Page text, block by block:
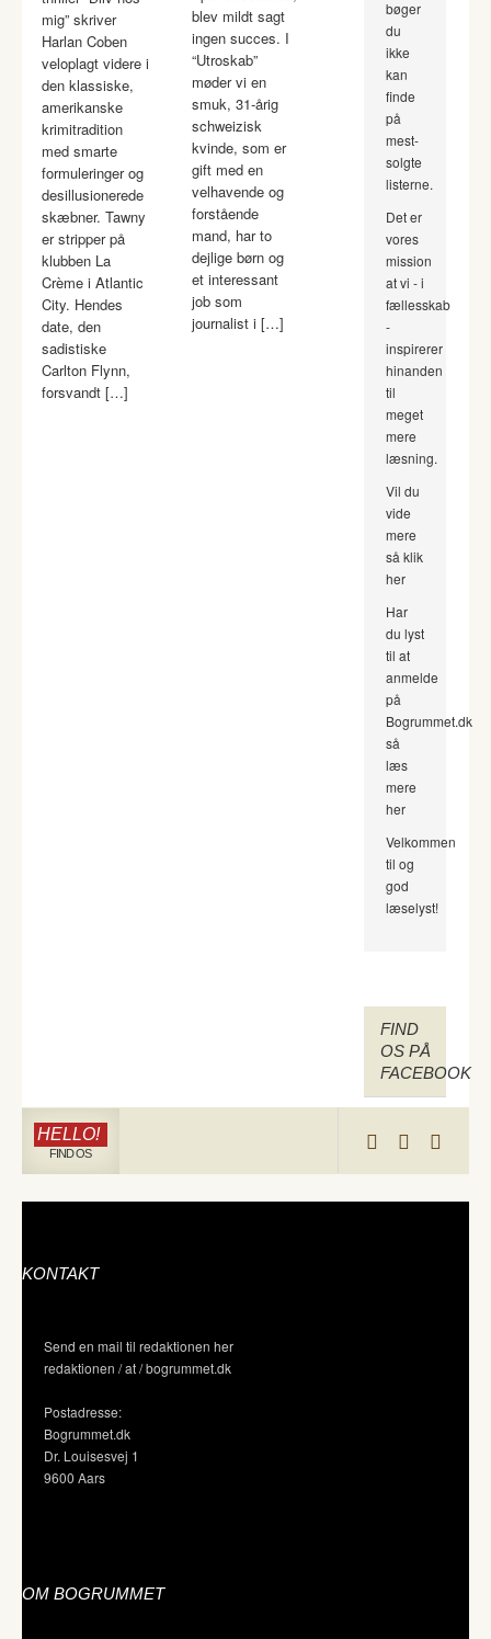
mig” skriver
Harlan Coben
veloplagt videre i
den klassiske,
amerikanske
krimitradition
med smarte
formuleringer og
desillusionerede
skæbner. Tawny
er stripper på
klubben La
Crème i Atlantic
City. Hendes
date, den
sadistiske
Carlton Flynn,
forsvandt […]
blev mildt sagt
ingen succes. I
“Utroskab”
møder vi en
smuk, 31-årig
schweizisk
kvinde, som er
gift med en
velhavende og
forstående
mand, har to
dejlige børn og
et interessant
job som
journalist i […]
bøger
du
ikke
kan
finde
på
mest-
solgte
listerne.
Det er
vores
mission
at vi - i
fællesskab
-
inspirerer
hinanden
til
meget
mere
læsning.
Vil du
vide
mere
så klik
her
Har
du lyst
til at
anmelde
på
Bogrummet.dk
så
læs
mere
her
Velkommen
til og
god
læselyst!
FIND
OS PÅ
FACEBOOK
HELLO!
FIND OS
KONTAKT
Send en mail til redaktionen her
redaktionen / at / bogrummet.dk
Postadresse:
Bogrummet.dk
Dr. Louisesvej 1
9600 Aars
OM BOGRUMMET